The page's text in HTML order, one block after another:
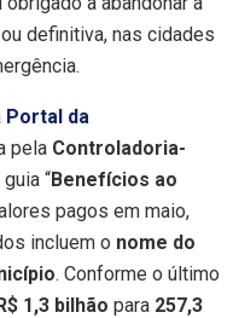
definitiva, nas cidades
Portal da
pela Controladoria-
“Benefícios ao
pagos em maio,
incluem o nome do
. Conforme o último
1,3 bilhão para 257,3